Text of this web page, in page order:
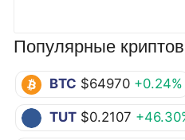
Популярные
BTC $64970 +0.24%
TUT $0.2107